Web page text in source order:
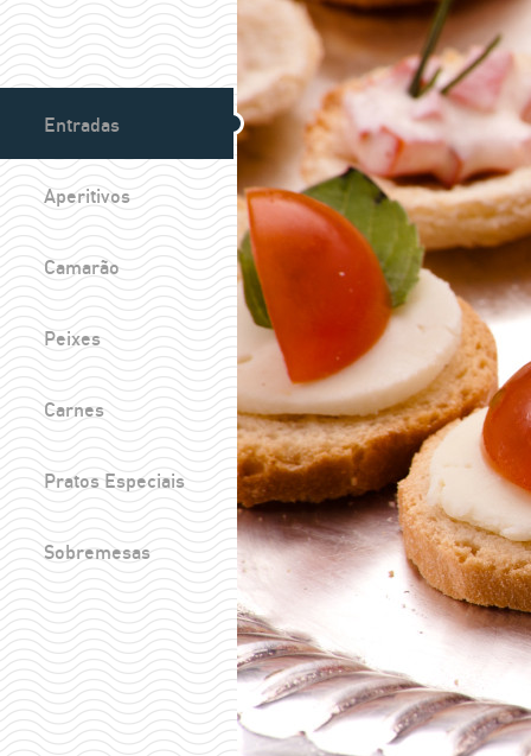
Entradas
Aperitivos
Camarão
Peixes
Carnes
Pratos Especiais
Sobremesas